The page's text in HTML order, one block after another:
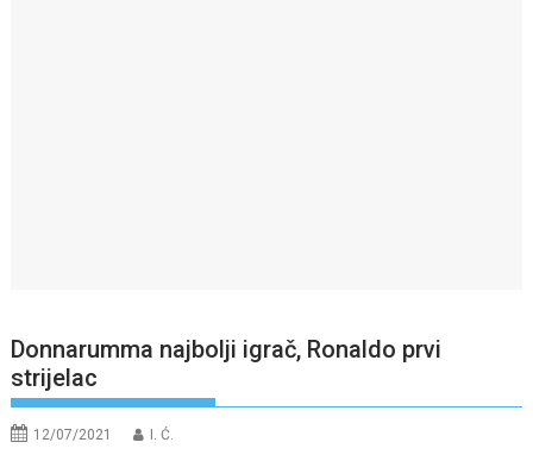
Donnarumma najbolji igrač, Ronaldo prvi
strijelac
12/07/2021 I. Ć.